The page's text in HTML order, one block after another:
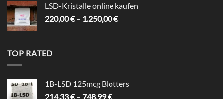
748,99 €
LSD-Kristalle online kaufen
220,00€ – 1.250,00€Preisspanne:
TOP RATED
1B-LSD 125mcg Blotters
214,33€ – 748,99€Preisspanne: